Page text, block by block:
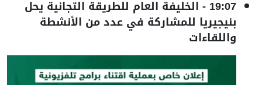
19:07
- الخليفة العام للطريقة التجانية يحل
بنيجيريا للمشاركة في عدد من الأنشطة
واللقاءات